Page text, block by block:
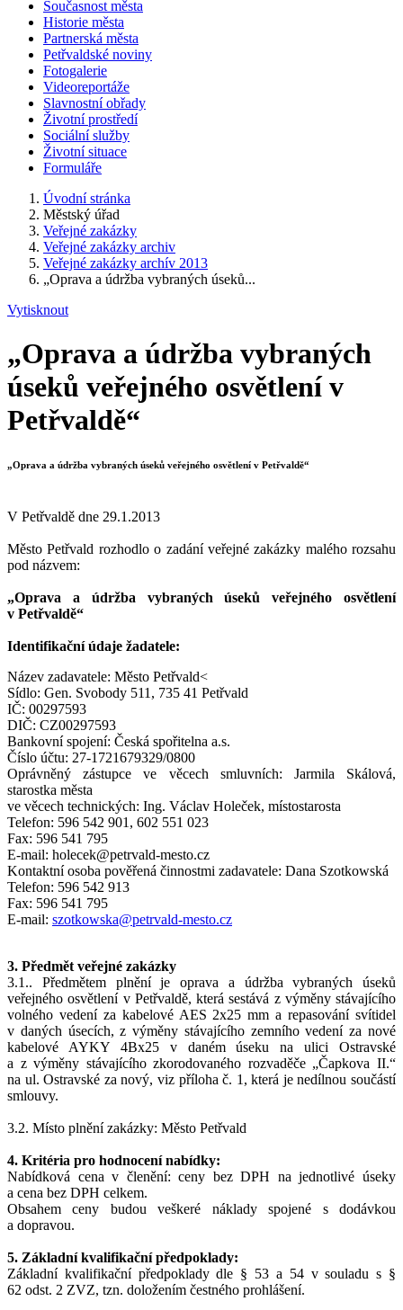
Současnost města
Historie města
Partnerská města
Petřvaldské noviny
Fotogalerie
Videoreportáže
Slavnostní obřady
Životní prostředí
Sociální služby
Životní situace
Formuláře
Úvodní stránka
Městský úřad
Veřejné zakázky
Veřejné zakázky archiv
Veřejné zakázky archív 2013
„Oprava a údržba vybraných úseků...
Vytisknout
„Oprava a údržba vybraných
úseků veřejného osvětlení v
Petřvaldě“
„Oprava a údržba vybraných úseků veřejného osvětlení v Petřvaldě“
V Petřvaldě dne 29.1.2013
Město Petřvald rozhodlo o zadání veřejné zakázky malého rozsahu
pod názvem:
„Oprava a údržba vybraných úseků veřejného osvětlení
v Petřvaldě“
Identifikační údaje žadatele:
Název zadavatele: Město Petřvald<
Sídlo: Gen. Svobody 511, 735 41 Petřvald
IČ: 00297593
DIČ: CZ00297593
Bankovní spojení: Česká spořitelna a.s.
Číslo účtu: 27-1721679329/0800
Oprávněný zástupce ve věcech smluvních: Jarmila Skálová,
starostka města
ve věcech technických: Ing. Václav Holeček, místostarosta
Telefon: 596 542 901, 602 551 023
Fax: 596 541 795
E-mail: holecek@petrvald-mesto.cz
Kontaktní osoba pověřená činnostmi zadavatele: Dana Szotkowská
Telefon: 596 542 913
Fax: 596 541 795
E-mail: szotkowska@petrvald-mesto.cz
3. Předmět veřejné zakázky
3.1.. Předmětem plnění je oprava a údržba vybraných úseků
veřejného osvětlení v Petřvaldě, která sestává z výměny stávajícího
volného vedení za kabelové AES 2x25 mm a repasování svítidel
v daných úsecích, z výměny stávajícího zemního vedení za nové
kabelové AYKY 4Bx25 v daném úseku na ulici Ostravské
a z výměny stávajícího zkorodovaného rozvaděče „Čapkova II.“
na ul. Ostravské za nový, viz příloha č. 1, která je nedílnou součástí
smlouvy.
3.2. Místo plnění zakázky: Město Petřvald
4. Kritéria pro hodnocení nabídky:
Nabídková cena v členění: ceny bez DPH na jednotlivé úseky
a cena bez DPH celkem.
Obsahem ceny budou veškeré náklady spojené s dodávkou
a dopravou.
5. Základní kvalifikační předpoklady:
Základní kvalifikační předpoklady dle § 53 a 54 v souladu s §
62 odst. 2 ZVZ, tzn. doložením čestného prohlášení.